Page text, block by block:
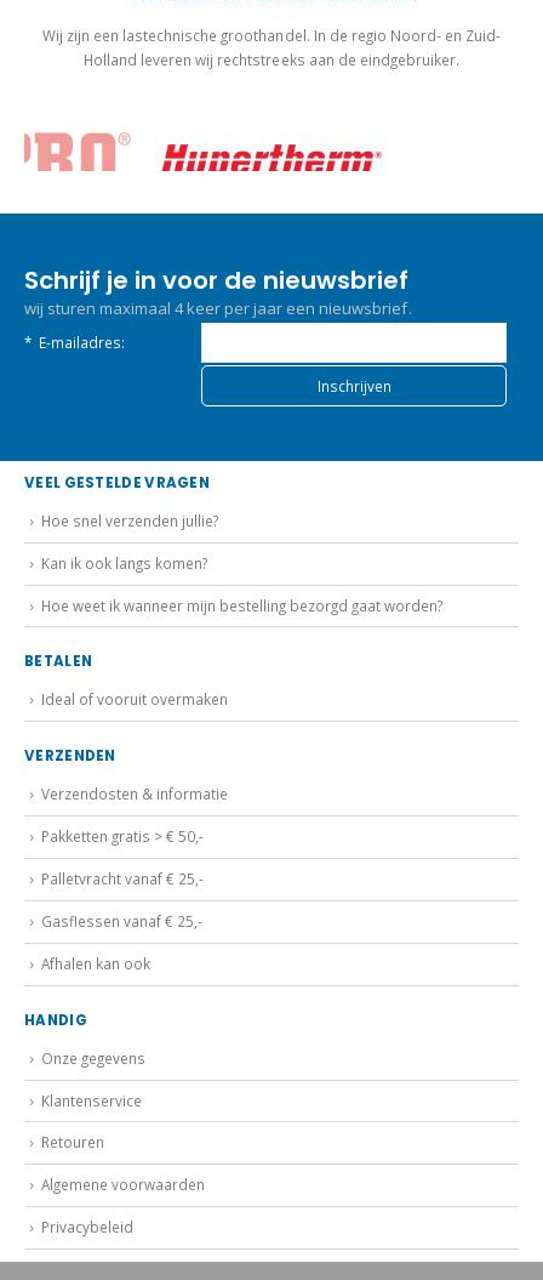
Wij zijn een lastechnische groothandel. In de regio Noord- en Zuid-
Holland leveren wij rechtstreeks aan de eindgebruiker.
Schrijf je in voor de nieuwsbrief
wij sturen maximaal 4 keer per jaar een nieuwsbrief.
* E-mailadres:
VEEL GESTELDE VRAGEN
Hoe snel verzenden jullie?
Kan ik ook langs komen?
Hoe weet ik wanneer mijn bestelling bezorgd gaat worden?
BETALEN
Ideal of vooruit overmaken
VERZENDEN
Verzendosten & informatie
Pakketten gratis > € 50,-
Palletvracht vanaf € 25,-
Gasflessen vanaf € 25,-
Afhalen kan ook
HANDIG
Onze gegevens
Klantenservice
Retouren
Algemene voorwaarden
Privacybeleid